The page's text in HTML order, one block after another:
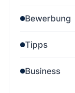
Bewerbung
Tipps
Business